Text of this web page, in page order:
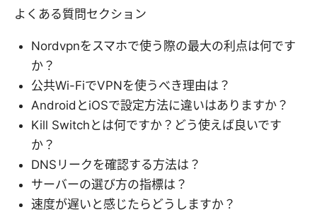
よくある質問セクション
Nordvpnをスマホで使う際の最大の利点は何です
か？
公共Wi-FiでVPNを使うべき理由は？
AndroidとiOSで設定方法に違いはありますか？
Kill Switchとは何ですか？どう使えば良いです
か？
DNSリークを確認する方法は？
サーバーの選び方の指標は？
速度が遅いと感じたらどうしますか？